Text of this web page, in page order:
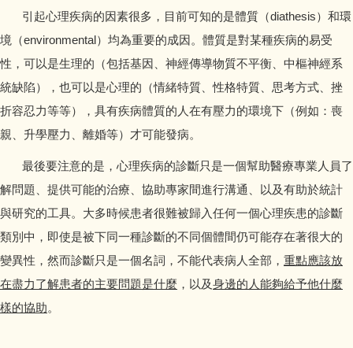
引起心理疾病的因素很多，目前可知的是體質（diathesis）和環
境（environmental）均為重要的成因。體質是對某種疾病的易受
性，可以是生理的（包括基因、神經傳導物質不平衡、中樞神經系
統缺陷），也可以是心理的（情緒特質、性格特質、思考方式、挫
折容忍力等等），具有疾病體質的人在有壓力的環境下（例如：喪
親、升學壓力、離婚等）才可能發病。
最後要注意的是，心理疾病的診斷只是一個幫助醫療專業人員了
解問題、提供可能的治療、協助專家間進行溝通、以及有助於統計
與研究的工具。大多時候患者很難被歸入任何一個心理疾患的診斷
類別中，即使是被下同一種診斷的不同個體間仍可能存在著很大的
變異性，然而診斷只是一個名詞，不能代表病人全部， 重點應該放
在盡力了解患者的主要問題是什麼 ，以及身邊的人能夠給予他什麼
樣的協助。